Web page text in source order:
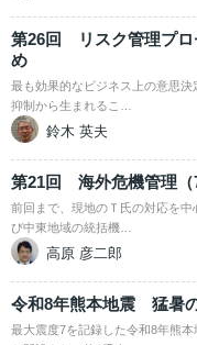
第26回 リスク管理プロ
め
最も効果的なビジネス上の意思
抑制から生まれるこ…
鈴木 英夫
第21回 海外危機管理（7
前回まで、現地のＴ氏の対応を
び中東地域の統括機…
高原 彦二郎
令和8年熊本地震 猛暑
最大震度7を記録した令和8年熊